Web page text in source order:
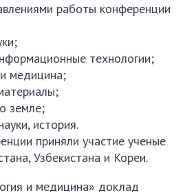
работы конференции
технологии;
медицина;
земле;
история.
приняли участие ученые
Узбекистана и Кореи.
и медицина» доклад